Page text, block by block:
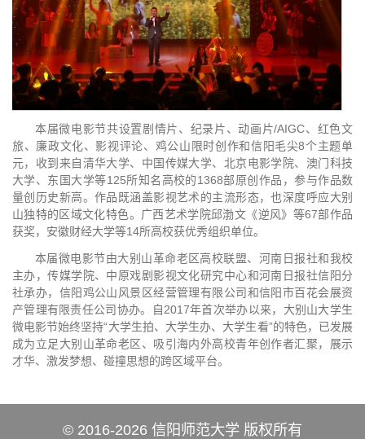
本届微电影节共设置剧情片、纪录片、动画片/AIGC、红色文
旅、廉政文化、影视评论、鸡公山限时创作和信阳毛尖8个主题单
元，收到来自清华大学、中国传媒大学、北京电影学院、澳门科技
大学、东国大学等125所知名高校的1368部原创作品，参与作品数
量创历史新高。作品既涵盖影视艺术的主流形态，也深度呼应大别
山独特的区域文化特色。广西艺术学院邱渤文《逆风》等67部作品
获奖，安徽财经大学等14所高校获优秀组织单位。
本届微电影节由大别山革命老区高校联盟、河南日报社和我校
主办，传媒学院、中原戏剧影视文化研究中心和河南日报社信阳分
社承办，信阳鸡公山风景区经营管理有限公司和信阳市百花会展资
产管理有限责任公司协办。自2017年首次举办以来，大别山大学生
微电影节始终坚持“大学生拍、大学生办、大学生看”的特色，已发展
成为立足大别山革命老区、吸引海内外高校青年创作者汇聚，展示
才华、激发梦想、碰撞思想的跨区域平台。
© 2016-2026 信阳师范大学 版权所有